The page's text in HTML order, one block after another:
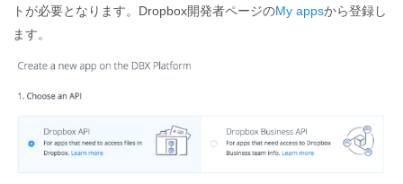
トが必要となります。Dropbox開発者ページのMy appsから登録し
ます。